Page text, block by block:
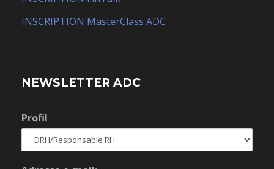
INSCRIPTION MasterClass ADC
NEWSLETTER ADC
Profil